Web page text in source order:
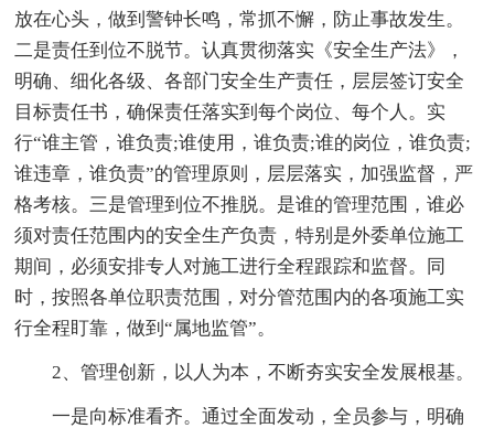
放在心头，做到警钟长鸣，常抓不懈，防止事故发生。
二是责任到位不脱节。认真贯彻落实《安全生产法》，
明确、细化各级、各部门安全生产责任，层层签订安全
目标责任书，确保责任落实到每个岗位、每个人。实
行“谁主管，谁负责;谁使用，谁负责;谁的岗位，谁负责;
谁违章，谁负责”的管理原则，层层落实，加强监督，严
格考核。三是管理到位不推脱。是谁的管理范围，谁必
须对责任范围内的安全生产负责，特别是外委单位施工
期间，必须安排专人对施工进行全程跟踪和监督。同
时，按照各单位职责范围，对分管范围内的各项施工实
行全程盯靠，做到“属地监管”。
2、管理创新，以人为本，不断夯实安全发展根基。
一是向标准看齐。通过全面发动，全员参与，明确